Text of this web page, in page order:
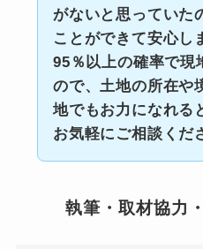
がないと思っていた
ことができて安心し
95％以上の確率で現
ので、土地の所在や
地でもお力になれる
お気軽にご相談くだ
執筆・取材協力